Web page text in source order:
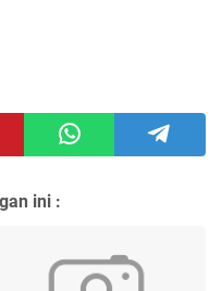
ini :